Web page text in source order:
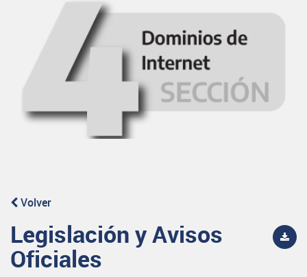
Volver
Legislación y Avisos
Oficiales